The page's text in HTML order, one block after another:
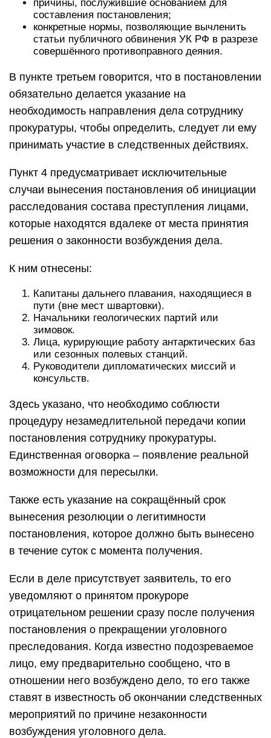
причины, послужившие основанием для
составления постановления;
конкретные нормы, позволяющие вычленить
статьи публичного обвинения УК РФ в разрезе
совершённого противоправного деяния.
В пункте третьем говорится, что в постановлении
обязательно делается указание на
необходимость направления дела сотруднику
прокуратуры, чтобы определить, следует ли ему
принимать участие в следственных действиях.
Пункт 4 предусматривает исключительные
случаи вынесения постановления об инициации
расследования состава преступления лицами,
которые находятся вдалеке от места принятия
решения о законности возбуждения дела.
К ним отнесены:
Капитаны дальнего плавания, находящиеся в
пути (вне мест швартовки).
Начальники геологических партий или
зимовок.
Лица, курирующие работу антарктических баз
или сезонных полевых станций.
Руководители дипломатических миссий и
консульств.
Здесь указано, что необходимо соблюсти
процедуру незамедлительной передачи копии
постановления сотруднику прокуратуры.
Единственная оговорка – появление реальной
возможности для пересылки.
Также есть указание на сокращённый срок
вынесения резолюции о легитимности
постановления, которое должно быть вынесено
в течение суток с момента получения.
Если в деле присутствует заявитель, то его
уведомляют о принятом прокуроре
отрицательном решении сразу после получения
постановления о прекращении уголовного
преследования. Когда известно подозреваемое
лицо, ему предварительно сообщено, что в
отношении него возбуждено дело, то его также
ставят в известность об окончании следственных
мероприятий по причине незаконности
возбуждения уголовного дела.